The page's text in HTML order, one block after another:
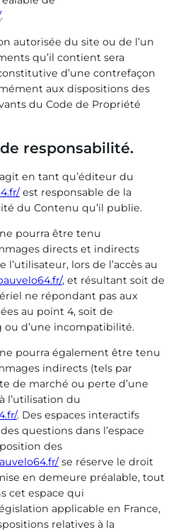
.
autorisée du site ou de l’un
qu’il contient sera
d’une contrefaçon
aux dispositions des
du Code de Propriété
responsabilité.
en tant qu’éditeur du
est responsable de la
du Contenu qu’il publie.
pourra être tenu
directs et indirects
l’utilisateur, lors de l’accès au
, et résultant soit de
ne répondant pas aux
au point 4, soit de
ou d’une incompatibilité.
pourra également être tenu
indirects (tels par
de marché ou perte d’une
l’utilisation du
. Des espaces interactifs
questions dans l’espace
des
se réserve le droit
en demeure préalable, tout
cet espace qui
applicable en France,
relatives à la